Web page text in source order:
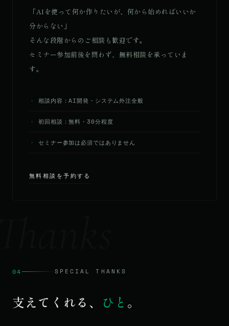
「AIを使って何か作りたいが、何から始めればいいか
分からない」
そんな段階からのご相談も歓迎です。
セミナー参加前後を問わず、無料相談を承っていま
す。
相談内容：AI開発・システム外注全般
初回相談：無料・30分程度
セミナー参加は必須ではありません
無料相談を予約する
04 SPECIAL THANKS
支えてくれる、 ひと 。